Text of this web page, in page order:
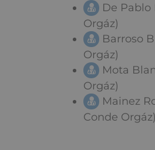
De Pablo
Orgáz)
Barroso
Orgáz)
Mota
Orgáz)
Mainez
Conde Orgáz)